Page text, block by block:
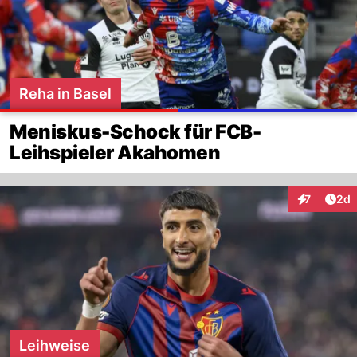
Reha in Basel
Meniskus-Schock für FCB-
Leihspieler Akahomen
7 2d
Leihweise